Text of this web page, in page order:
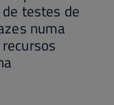
testes de
numa